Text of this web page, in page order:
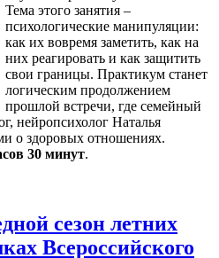
Тема этого занятия –
психологические манипуляции:
как их вовремя заметить, как на
них реагировать и как защитить
свои границы. Практикум станет
логическим продолжением
прошлой встречи, где семейный
нейропсихолог Наталья
о здоровых отношениях.
30 минут.
сезон летних
Всероссийского